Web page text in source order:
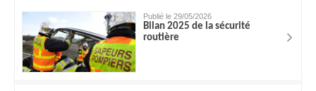
Publié le 29/05/2026
Bilan 2025 de la sécurité
routière